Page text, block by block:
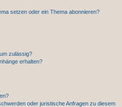
setzen oder ein Thema abonnieren?
zulässig?
erhalten?
oder juristische Anfragen zu diesem